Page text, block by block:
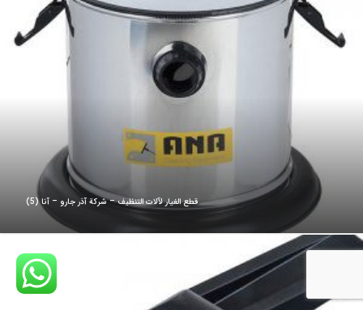
قطع الغيار لآلات التنظيف – شركة آذر جارو – آنا (5)